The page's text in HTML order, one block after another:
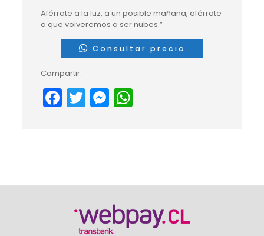
Aférrate a la luz, a un posible mañana, aférrate
a que volveremos a ser nubes.”
Consultar precio
Compartir:
Facebook
TwitterMessenger
WhatsApp